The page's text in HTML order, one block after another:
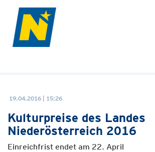
19.04.2016 | 15:26
Kulturpreise des Landes
Niederösterreich 2016
Einreichfrist endet am 22. April